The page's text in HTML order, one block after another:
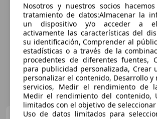
Nosotros y nuestros socios
tratamiento de datos:Almacenar la
un dispositivo y/o acceder a
activamente las características del
su identificación, Comprender al
estadísticas o a través de la
procedentes de diferentes fuentes,
para publicidad personalizada, Crear
personalizar el contenido, Desarrollo y
servicios, Medir el rendimiento de
Medir el rendimiento del contenido,
limitados con el objetivo de
Uso de datos limitados para